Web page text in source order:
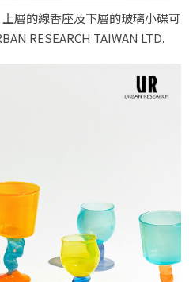
層的線香座及下層的玻璃小碟可
RESEARCH TAIWAN LTD.